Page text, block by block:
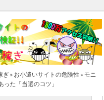
ぎ» お小遣いサイトの危険性 » モニ
た「当選のコツ」